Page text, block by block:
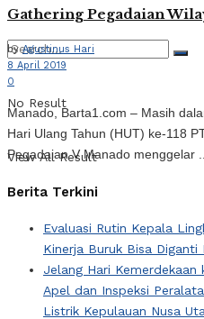
No Result
View All Result
Gathering Pegadaian
by Agustinus Hari
8 April 2019
0
Manado, Barta1.com – Masih
Hari Ulang Tahun (HUT) ke-118
Pegadaian V Manado menggelar ...
Berita Terkini
Evaluasi Rutin Kepala
Kinerja Buruk Bisa Diganti
Jelang Hari Kemerdekaan
Apel dan Inspeksi
Listrik Kepulauan Nusa